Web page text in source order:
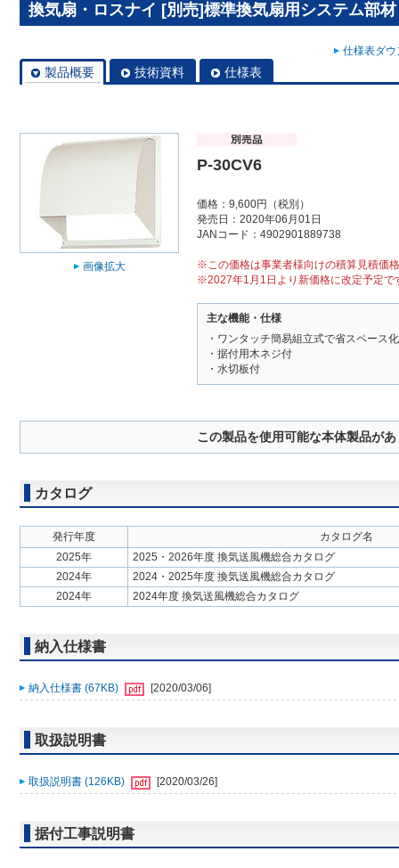
換気扇・ロスナイ [別売]標準換気扇用システム部
仕様表ダ
製品概要 技術資料 仕様表
画像拡大
P-30CV6
価格：9,600円（税別）
発売日：2020年06月01日
JANコード：4902901889738
※この価格は事業者様向けの積算見積価
※2027年1月1日より新価格に改定予定で
主な機能・仕様
・ワンタッチ簡易組立式で省スペース
・据付用木ネジ付
・水切板付
この製品を使用可能な本体製品が
カタログ
発行年度
カタログ名
2025年
2025・2026年度 換気送風機総合カタログ
2024年
2024・2025年度 換気送風機総合カタログ
2024年
2024年度 換気送風機総合カタログ
納入仕様書
納入仕様書 (67KB) [2020/03/06]
取扱説明書
取扱説明書 (126KB) [2020/03/26]
据付工事説明書